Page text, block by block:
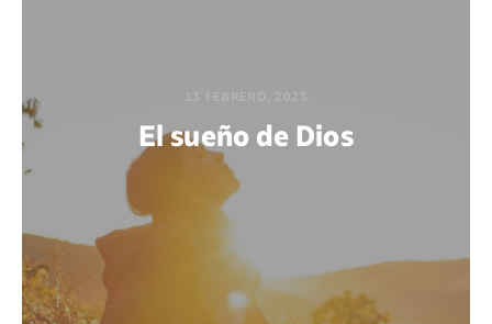
El sueño de Dios
POR BEATRIZ AZAÑEDO